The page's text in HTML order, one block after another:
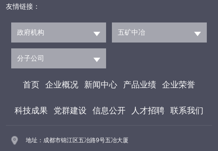
答题，必须深刻认识、高度警醒，把合规作为生
产经营的硬要
友情链接：
政府机构 五矿中冶
分子公司
首页 企业概况 新闻中心 产品业绩 企业荣誉
科技成果 党群建设 信息公开 人才招聘 联系我们
地址：成都市锦江区五冶路9号五冶大厦